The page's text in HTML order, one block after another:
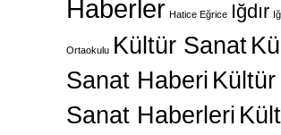
Haberler Hatice Eğrice Iğdır
Ortaokulu Kültür Sanat
Sanat Haberi Kültür
Sanat Haberleri